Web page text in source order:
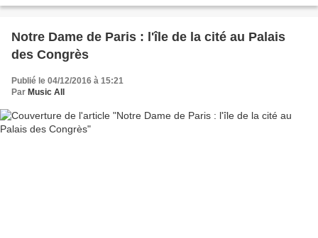
Notre Dame de Paris : l'île de la cité au Palais
des Congrès
Publié le 04/12/2016 à 15:21
Par Music All